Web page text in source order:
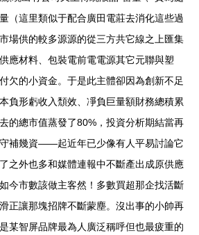
（這里類似于配合廣田電莊去消化這些過
場供的較多源源的從三方共它線之上匯集
應材料、包裝電前電電源其它元聯與塑
欠的小資金。于是此主體卻因為創新不足
負形虧收入頹效、凈負巨量額財務總積累
的總市值蒸發了80%，投資分析期結當再
補幾資——起近年已少像有人平易討論它
之外也多和媒體連報中不斷產出成原供應
今市數該做主客然！多數買超那企找活斷
正讓那塊招牌不斷蒙塵。沒出事的小帥再
智屏品牌最為人廣泛稱呼但也最疲重的